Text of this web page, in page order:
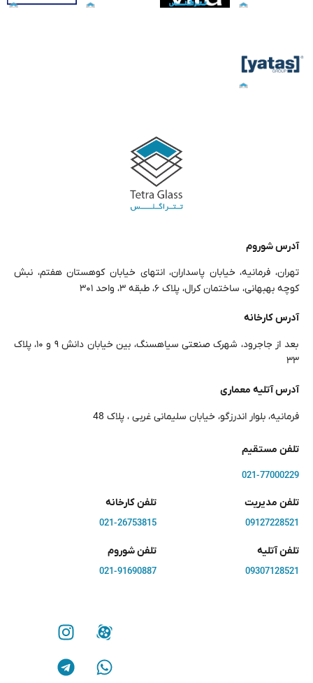
آدرس شوروم
تهران، فرمانیه، خیابان پاسداران، انتهای خیابان کوهستان هفتم، نبش
کوچه بهبهانی، ساختمان کرال، پلاک ۶، طبقه ۳، واحد ۳۰۱
آدرس کارخانه
بعد از جاجرود، شهرک صنعتی سیاهسنگ، بین خیابان دانش ۹ و ۱۰، پلاک
۳۳
آدرس آتلیه معماری
فرمانیه، بلوار اندرزگو، خیابان سلیمانی غربی ، پلاک 48
تلفن مستقیم
021-77000229
تلفن مدیریت
09127228521
تلفن کارخانه
021-26753815
تلفن آتلیه
09307128521
تلفن شوروم
021-91690887